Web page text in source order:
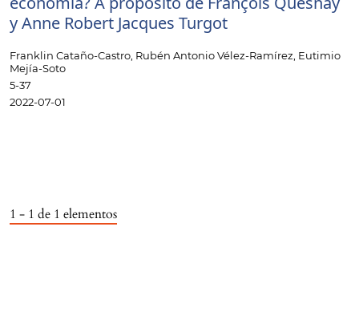
y Anne Robert Jacques Turgot
Franklin Cataño-Castro, Rubén Antonio Vélez-Ramírez, Eutimio
Mejía-Soto
5-37
2022-07-01
1 - 1 de 1 elementos